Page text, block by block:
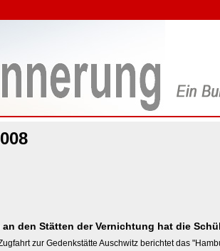
den Stätten der Vernichtung hat die
zur Gedenkstätte Auschwitz berichtet das